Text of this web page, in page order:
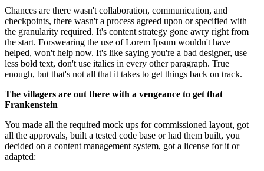
Chances are there wasn't collaboration, communication, and
checkpoints, there wasn't a process agreed upon or specified with
the granularity required. It's content strategy gone awry right from
the start. Forswearing the use of Lorem Ipsum wouldn't have
helped, won't help now. It's like saying you're a bad designer, use
less bold text, don't use italics in every other paragraph. True
enough, but that's not all that it takes to get things back on track.
The villagers are out there with a vengeance to get that
Frankenstein
You made all the required mock ups for commissioned layout, got
all the approvals, built a tested code base or had them built, you
decided on a content management system, got a license for it or
adapted: